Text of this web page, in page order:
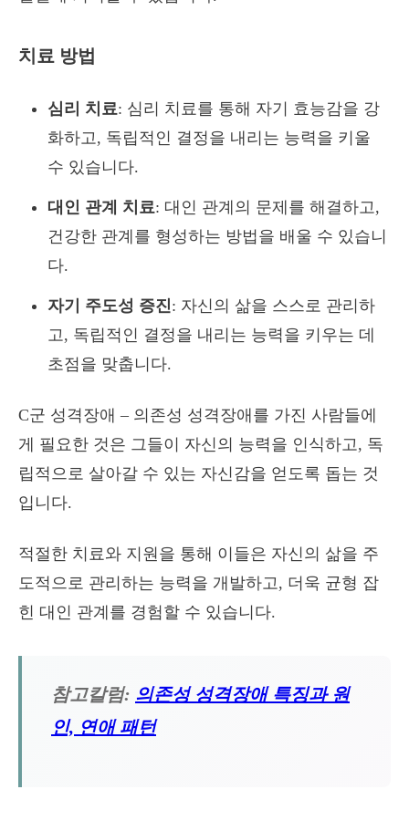
치료 방법
심리 치료: 심리 치료를 통해 자기 효능감을 강
화하고, 독립적인 결정을 내리는 능력을 키울
수 있습니다.
대인 관계 치료: 대인 관계의 문제를 해결하고,
건강한 관계를 형성하는 방법을 배울 수 있습니
다.
자기 주도성 증진: 자신의 삶을 스스로 관리하
고, 독립적인 결정을 내리는 능력을 키우는 데
초점을 맞춥니다.
C군 성격장애 – 의존성 성격장애를 가진 사람들에
게 필요한 것은 그들이 자신의 능력을 인식하고, 독
립적으로 살아갈 수 있는 자신감을 얻도록 돕는 것
입니다.
적절한 치료와 지원을 통해 이들은 자신의 삶을 주
도적으로 관리하는 능력을 개발하고, 더욱 균형 잡
힌 대인 관계를 경험할 수 있습니다.
참고칼럼: 의존성 성격장애 특징과 원
인, 연애 패턴